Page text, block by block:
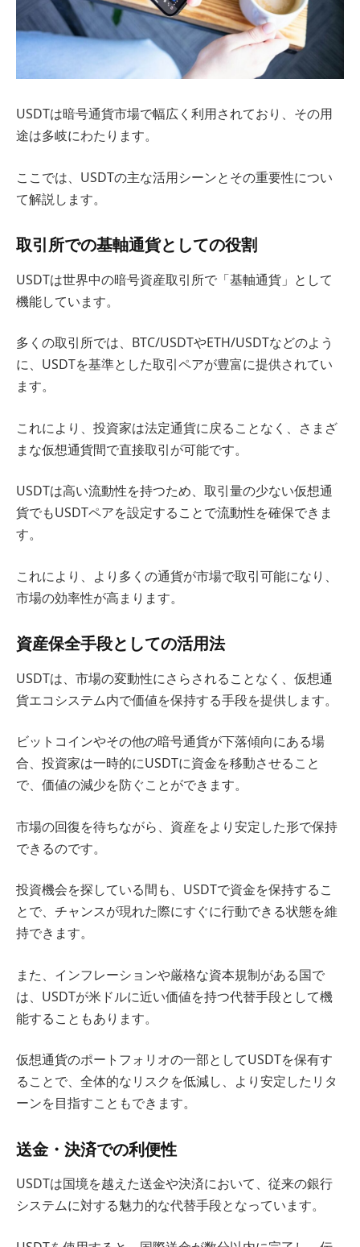
USDTは暗号通貨市場で幅広く利用されており、その用
途は多岐にわたります。
ここでは、USDTの主な活用シーンとその重要性につい
て解説します。
取引所での基軸通貨としての役割
USDTは世界中の暗号資産取引所で「基軸通貨」として
機能しています。
多くの取引所では、BTC/USDTやETH/USDTなどのよう
に、USDTを基準とした取引ペアが豊富に提供されてい
ます。
これにより、投資家は法定通貨に戻ることなく、さまざ
まな仮想通貨間で直接取引が可能です。
USDTは高い流動性を持つため、取引量の少ない仮想通
貨でもUSDTペアを設定することで流動性を確保できま
す。
これにより、より多くの通貨が市場で取引可能になり、
市場の効率性が高まります。
資産保全手段としての活用法
USDTは、市場の変動性にさらされることなく、仮想通
貨エコシステム内で価値を保持する手段を提供します。
ビットコインやその他の暗号通貨が下落傾向にある場
合、投資家は一時的にUSDTに資金を移動させること
で、価値の減少を防ぐことができます。
市場の回復を待ちながら、資産をより安定した形で保持
できるのです。
投資機会を探している間も、USDTで資金を保持するこ
とで、チャンスが現れた際にすぐに行動できる状態を維
持できます。
また、インフレーションや厳格な資本規制がある国で
は、USDTが米ドルに近い価値を持つ代替手段として機
能することもあります。
仮想通貨のポートフォリオの一部としてUSDTを保有す
ることで、全体的なリスクを低減し、より安定したリタ
ーンを目指すこともできます。
送金・決済での利便性
USDTは国境を越えた送金や決済において、従来の銀行
システムに対する魅力的な代替手段となっています。